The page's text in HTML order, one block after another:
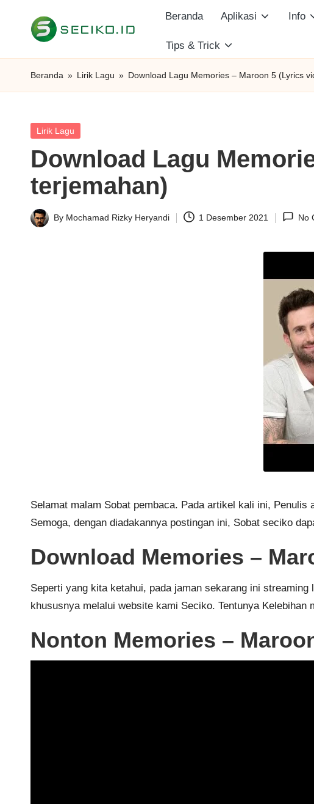
S
e
i
k
o
I
Informasi
dan
Beranda Aplikasi Info
Tips & Trick
Beranda » Lirik Lagu » Download Lagu Memories – Maroon 5 (Lyrics
Posted
Lirik Lagu
Download Lagu
terjemahan)
Posted
By Mochamad Rizky Heryandi 1 Desember 2021 No
Selamat malam Sobat pembaca. Pada artikel kali ini, Penulis
Semoga, dengan diadakannya postingan ini, Sobat seciko
Download Memories –
Seperti yang kita ketahui, pada jaman sekarang ini
khususnya melalui website kami Seciko. Tentunya Kelebihan
Nonton Memories –